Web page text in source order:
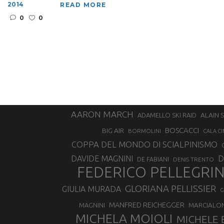
2014
0
0
READ MORE
AARON MARCH ADAMELLO SKI RAID ALAIN
BIG AIR
BORMOLINI BOSCACCI CALA
COPPA DEL MONDO DI SCIALPINISMO
DAVIDE MAGNINI DE FABIANI DENIS TRENTO
FEDERICO
GIULIA MURADA GLORIANA PELLISSIER
MAGNINI MANFRED REICHEGGER
MICHELA MOIOLI MICHELE